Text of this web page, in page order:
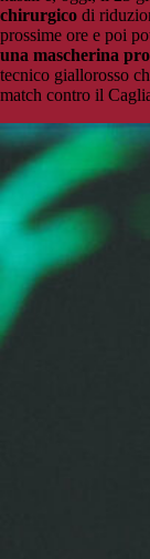
chirurgico di
prossime ore e poi
una mascherina
tecnico giallorosso
match contro il